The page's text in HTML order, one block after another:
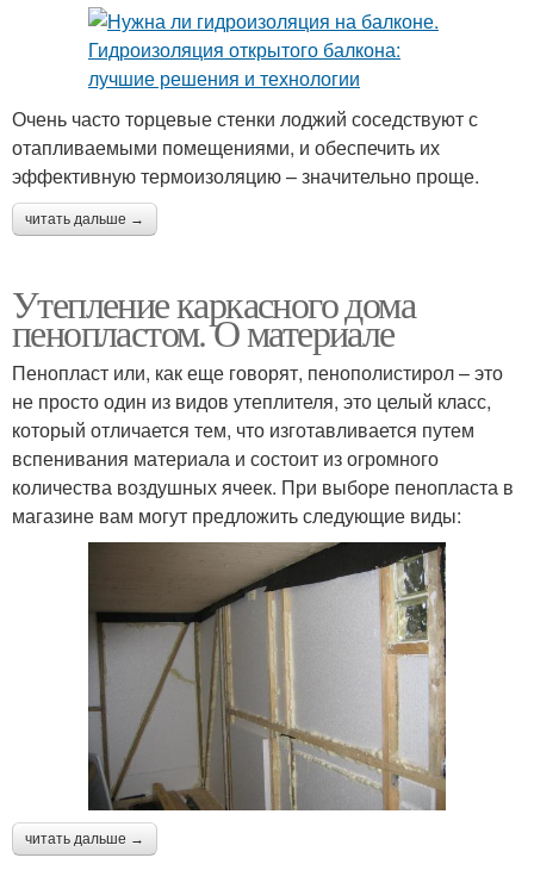
Очень часто торцевые стенки лоджий соседствуют с
отапливаемыми помещениями, и обеспечить их
эффективную термоизоляцию – значительно проще.
читать дальше →
Утепление каркасного дома
пенопластом. О материале
Пенопласт или, как еще говорят, пенополистирол – это
не просто один из видов утеплителя, это целый класс,
который отличается тем, что изготавливается путем
вспенивания материала и состоит из огромного
количества воздушных ячеек. При выборе пенопласта в
магазине вам могут предложить следующие виды:
читать дальше →